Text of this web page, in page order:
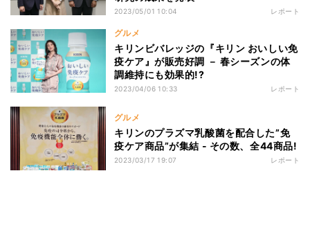
2023/05/01 10:04 レポート
グルメ
キリンビバレッジの『キリン おいしい免
疫ケア』が販売好調 － 春シーズンの体
調維持にも効果的!?
2023/04/06 10:33 レポート
グルメ
キリンのプラズマ乳酸菌を配合した”免
疫ケア商品”が集結 - その数、全44商品!
2023/03/17 19:07 レポート